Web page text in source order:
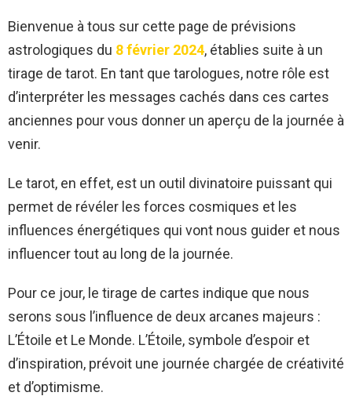
Bienvenue à tous sur cette page de prévisions
astrologiques du 8 février 2024, établies suite à un
tirage de tarot. En tant que tarologues, notre rôle est
d’interpréter les messages cachés dans ces cartes
anciennes pour vous donner un aperçu de la journée à
venir.
Le tarot, en effet, est un outil divinatoire puissant qui
permet de révéler les forces cosmiques et les
influences énergétiques qui vont nous guider et nous
influencer tout au long de la journée.
Pour ce jour, le tirage de cartes indique que nous
serons sous l’influence de deux arcanes majeurs :
L’Étoile et Le Monde. L’Étoile, symbole d’espoir et
d’inspiration, prévoit une journée chargée de créativité
et d’optimisme.